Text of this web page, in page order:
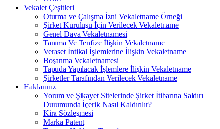
Vekalet Çeşitleri
Oturma ve Çalışma İzni Vekaletname Örneği
Şirket Kuruluşu İçin Verilecek Vekaletname
Genel Dava Vekaletnamesi
Tanıma Ve Tenfize İlişkin Vekaletname
Veraset İntikal İşlemlerine İlişkin Vekaletname
Boşanma Vekaletnamesi
Tapuda Yapılacak İşlemlere İlişkin Vekaletname
Şirketler Tarafından Verilecek Vekaletname
Haklarınız
Yorum ve Şikayet Sitelerinde Şirket İtibarına Saldırı
Durumunda İçerik Nasıl Kaldırılır?
Kira Sözleşmesi
Marka Patent